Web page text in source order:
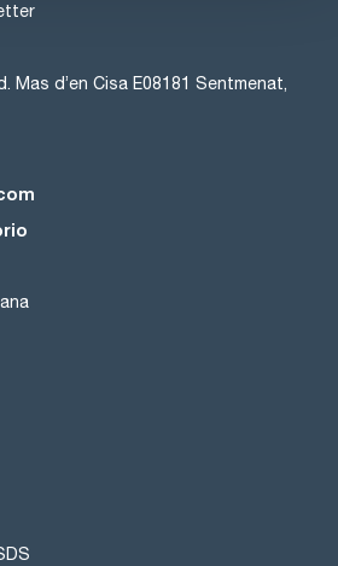
Mas d’en Cisa E08181 Sentmenat,